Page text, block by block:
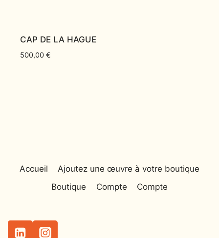
CAP DE LA HAGUE
500,00 €
Accueil
Ajoutez une œuvre à votre boutique
Boutique
Compte Compte